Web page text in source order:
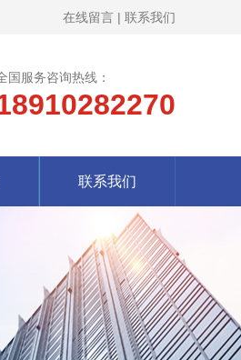
在线留言 | 联系我们
国服务咨询热线：
联系我们